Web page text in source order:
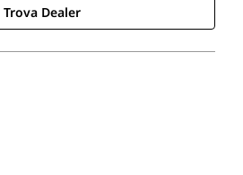
Trova Dealer